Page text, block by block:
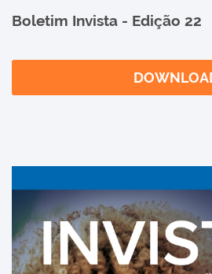
Boletim Invista - Edição 22